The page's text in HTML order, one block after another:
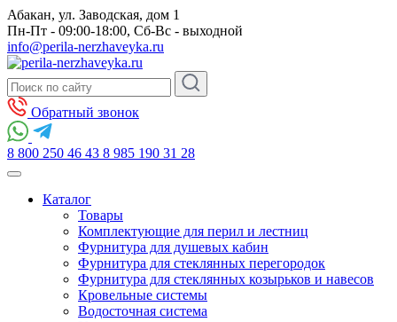
Абакан, ул. Заводская, дом 1
Пн-Пт - 09:00-18:00, Сб-Вс - выходной
info@perila-nerzhaveyka.ru
Обратный звонок
8 800 250 46 43 8 985 190 31 28
Каталог
Товары
Комплектующие для перил и лестниц
Фурнитура для душевых кабин
Фурнитура для стеклянных перегородок
Фурнитура для стеклянных козырьков и навесов
Кровельные системы
Водосточная система